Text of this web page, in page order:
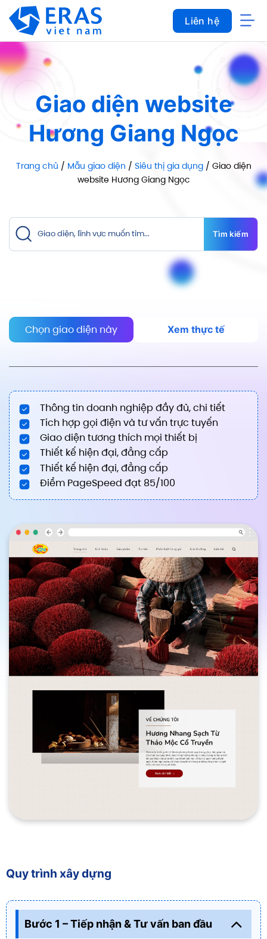
qua
dung
Liên hệ
Giao diện website
Hương Giang Ngọc
Trang chủ / Mẫu giao diện / Siêu thị gia dụng/ Giao diện
website Hương Giang Ngọc
Tìm kiếm
Chọn giao diện này Xem thực tế
Thông tin doanh nghiệp đầy đủ, chi tiết
Tích hợp gọi điện và tư vấn trực tuyến
Giao diện tương thích mọi thiết bị
Thiết kế hiện đại, đẳng cấp
Thiết kế hiện đại, đẳng cấp
Điểm PageSpeed đạt 85/100
Quy trình xây dựng
Bước 1 – Tiếp nhận & Tư vấn ban đầu